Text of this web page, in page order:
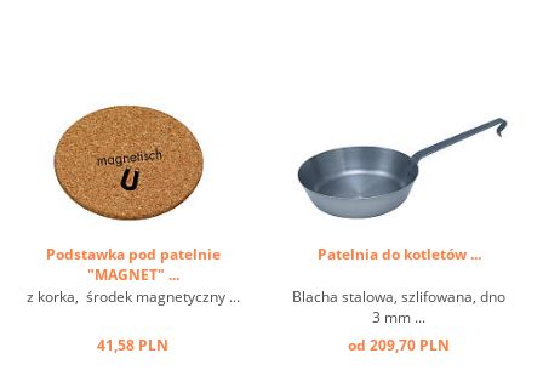
Podstawka pod patelnie
"MAGNET" ...
z korka, środek magnetyczny ...
41,58 PLN
Patelnia do kotletów ...
Blacha stalowa, szlifowana, dno
3 mm ...
od 209,70 PLN